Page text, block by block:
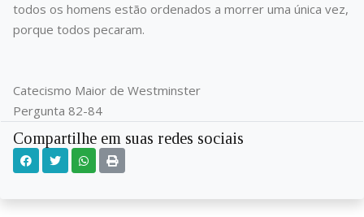
todos os homens estão ordenados a morrer uma única vez,
porque todos pecaram.
Catecismo Maior de Westminster
Pergunta 82-84
Compartilhe em suas redes sociais